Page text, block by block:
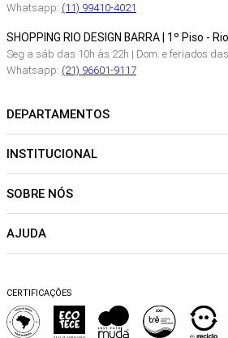
Whatsapp: (11) 99410-4021
SHOPPING RIO DESIGN BARRA | 1º Piso -
Seg a sáb das 10h às 22h | Dom. e feriados
Whatsapp: (21) 96601-9117
DEPARTAMENTOS
NOVIDADES
CALÇADOS
SALE
INSTITUCIONAL
Sobre Nós
Sustentabilidade
Trocas e Devoluções
Perguntas Frequentes
Blog
SOBRE NÓS
Política de pagamento
AJUDA
Dicas de cuidados
Falar no WhatsApp
CERTIFICAÇÕES